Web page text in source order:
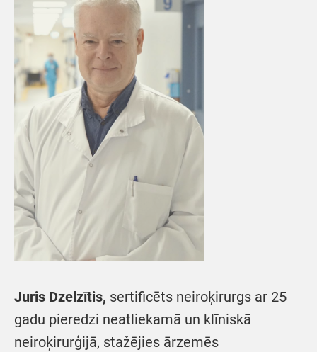
Juris Dzelzītis, sertificēts neiroķirurgs ar 25
gadu pieredzi neatliekamā un klīniskā
neiroķirurģijā, stažējies ārzemēs